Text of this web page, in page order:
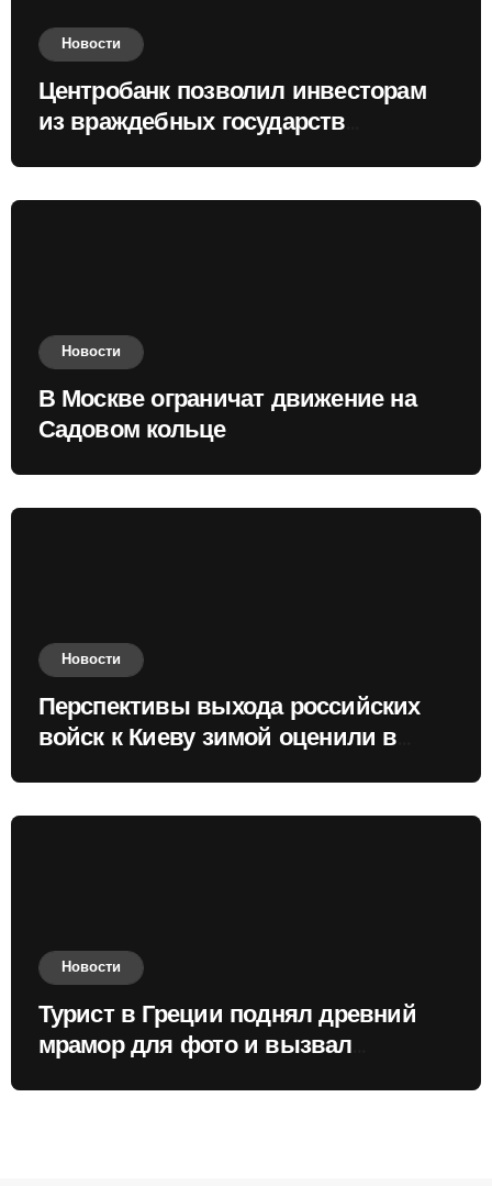
Новости
Центробанк позволил инвесторам
из враждебных государств
Новости
В Москве ограничат движение на
Садовом кольце
Новости
Перспективы выхода российских
войск к Киеву зимой оценили в
Новости
Турист в Греции поднял древний
мрамор для фото и вызвал